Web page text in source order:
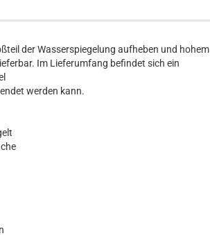
der Wasserspiegelung aufheben und hohem
Im Lieferumfang befindet sich ein
werden kann.